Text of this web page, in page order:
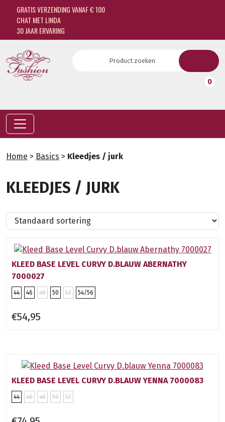
GRATIS VERZENDING VANAF € 100
CHAT MET LINDA
30 JAAR ERVARING
0
Home > Basics > Kleedjes / jurk
KLEEDJES / JURK
KLEED BASE LEVEL CURVY D.BLAUW ABERNATHY
7000027
44 46 48 50 52 54/56
€54,95
KLEED BASE LEVEL CURVY D.BLAUW YENNA 7000083
44 46 48 50 52